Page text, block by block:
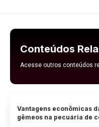
Conteúdos
Acesse outros conteúdos
Vantagens econômicas
gêmeos na pecuária de